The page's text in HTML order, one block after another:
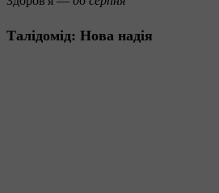
Талідомід: Нова надія